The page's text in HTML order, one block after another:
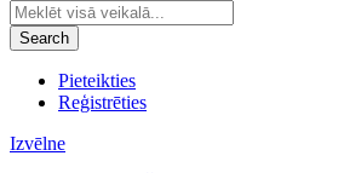
Search
Pieteikties
Reģistrēties
Izvēlne